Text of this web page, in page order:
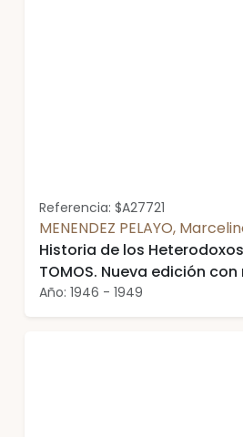
Referencia: $A27721
MENENDEZ PELAYO,
Historia de los
TOMOS. Nueva edición
Tomo I y II: España
III: Erasmistas y
Año: 1946 - 1949